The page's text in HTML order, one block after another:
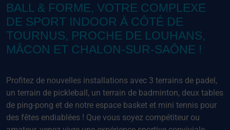
BALL & FORME, VOTRE COMPLEXE
DE SPORT INDOOR À CÔTÉ DE
TOURNUS, PROCHE DE LOUHANS,
MÂCON ET CHALON-SUR-SAÔNE !
Profitez de nouvelles installations avec 3 terrains de padel,
un terrain de pickleball, un terrain de badminton, deux tables
de ping-pong et de notre espace basket et mini tennis pour
des fêtes endiablées ! Que vous soyez compétiteur ou